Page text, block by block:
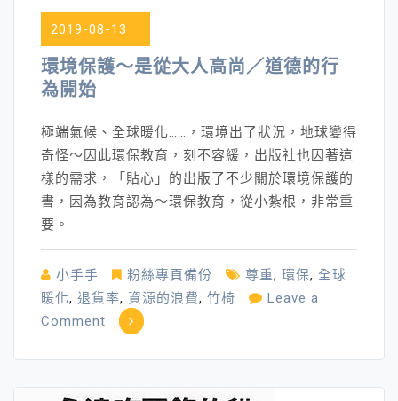
自
我
傷
～
給
自
己
2019-08-13
環境保護～是從大人高尚／道德的行
為開始
極端氣候、全球暖化……，環境出了狀況，地球變得
奇怪～因此環保教育，刻不容緩，出版社也因著這
樣的需求，「貼心」的出版了不少關於環境保護的
書，因為教育認為～環保教育，從小紮根，非常重
要。
小手手 粉絲專頁備份 尊重, 環保, 全球
暖化, 退貨率, 資源的浪費, 竹椅
Leave a
Comment on
保